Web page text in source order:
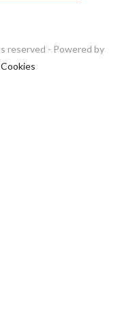
reserved - Powered by